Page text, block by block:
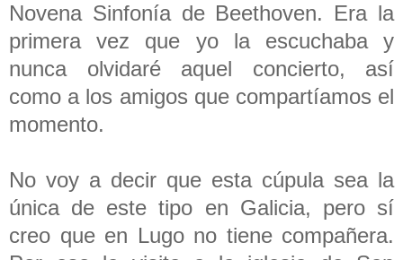
Novena Sinfoníade Beethoven. Era la
primera vez que yo la escuchaba y
nunca olvidaré aquel concierto, así
como a los amigos que compartíamos el
momento.
No voy a decir que esta cúpula sea la
única de este tipo en Galicia, pero sí
creo que en Lugo no tiene compañera.